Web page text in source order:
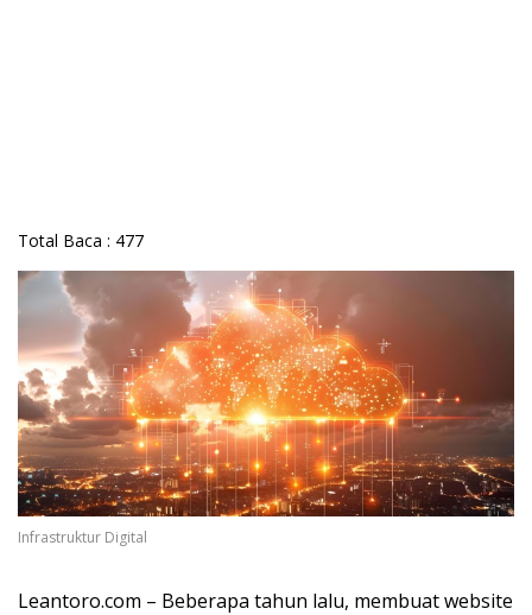
Total Baca : 477
Infrastruktur Digital
Leantoro.com – Beberapa tahun lalu, membuat website